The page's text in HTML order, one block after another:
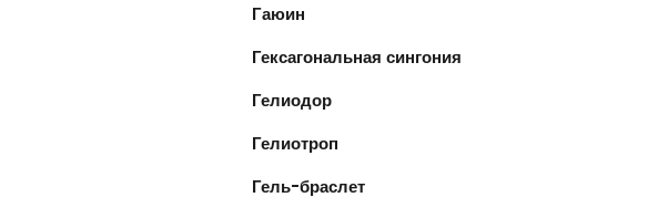
Гаюин
Гексагональная сингония
Гелиодор
Гелиотроп
Гель-браслет